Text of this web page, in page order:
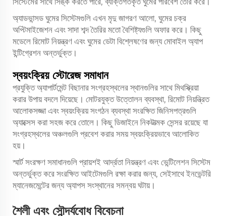
অ্যাডভান্সড ঘুমের সিস্টেমগুলি এখন মৃদু জাগরণ আলো, ঘুমের চক্র
অপ্টিমাইজেশন এবং সাদা শব্দ তৈরির মতো বৈশিষ্ট্যগুলি অফার করে। কিছু
মডেলে রিমোট নিয়ন্ত্রণ এবং ঘুমের ডেটা বিশ্লেষণের জন্য মোবাইল অ্যাপ
ইন্টিগ্রেশন অন্তর্ভুক্ত।
স্বয়ংক্রিয় স্টোরেজ সমাধান
প্রযুক্তি অ্যাপার্টমেন্ট বিছানার সংগ্রহস্থলের স্থানগুলির সাথে মিথস্ক্রিয়া
করার উপায় বদলে দিয়েছে। মোটরযুক্ত উত্তোলন ব্যবস্থা, রিমোট নিয়ন্ত্রিত
আলোকসজ্জা এবং স্বয়ংক্রিয় সংগঠন ব্যবস্থা সংরক্ষিত জিনিসপত্রগুলি
অ্যাক্সেস করা সহজ করে তোলে। কিছু ডিজাইনে নিকটাত্মক সেন্সর রয়েছে যা
সংগ্রহস্থলের অঞ্চলগুলি প্রবেশ করার সময় স্বয়ংক্রিয়ভাবে আলোকিত
হয়।
স্মার্ট সংরক্ষণ সমাধানগুলি প্রায়শই আর্দ্রতা নিয়ন্ত্রণ এবং ভেন্টিলেশন সিস্টেম
অন্তর্ভুক্ত করে সংরক্ষিত আইটেমগুলি রক্ষা করার জন্য, সেইসাথে ইনভেন্টরি
ম্যানেজমেন্টের জন্য অ্যাপস সংস্থানের সমন্বয় ঘটায়।
শৈলী এবং সৌন্দর্যবোধ বিবেচনা